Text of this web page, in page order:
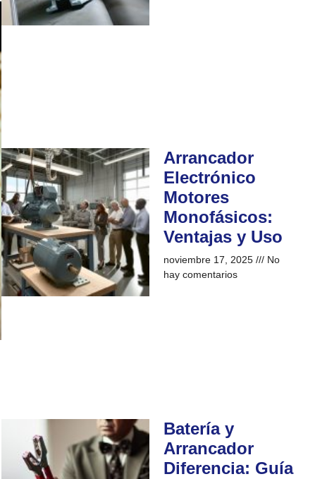
Arrancador
Electrónico
Motores
Monofásicos:
Ventajas y Uso
noviembre 17, 2025
No
hay comentarios
Batería y
Arrancador
Diferencia: Guía